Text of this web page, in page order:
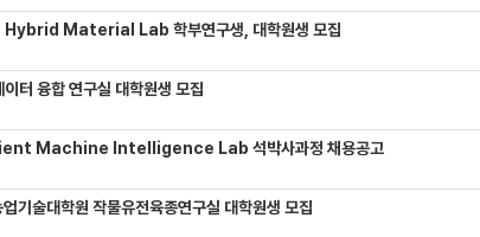
Material Lab 학부연구생, 대학원생 모집
터 융합 연구실 대학원생 모집
Machine Intelligence Lab 석박사과정 채용공고
기술대학원 작물유전육종연구실 대학원생 모집